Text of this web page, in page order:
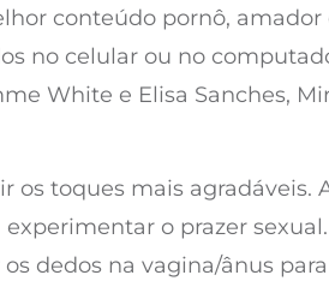
conteúdo pornô,
no celular ou no
White e Elisa Sanches,
os toques mais
o prazer
dedos na vagina/ânus